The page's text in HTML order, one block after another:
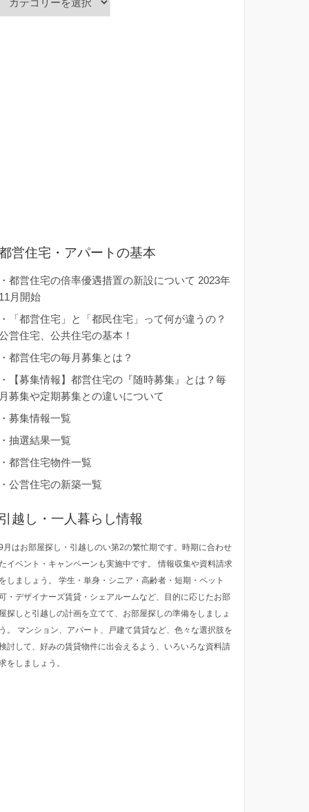
営住宅・アパートの基本
・都営住宅の倍率優遇措置の新設について 2023年
11月開始
・
「都営住宅」と「都民住宅」って何が違うの？
営住宅、公共住宅の基本！
・都営住宅の毎月募集とは？
・
【募集情報】都営住宅の『随時募集』とは？毎
月募集や定期募集との違いについて
・募集情報一覧
・抽選結果一覧
・都営住宅物件一覧
・公営住宅の新築一覧
引越し・一人暮らし情報
月はお部屋探し・引越しのい第2の繁忙期です。時期に合わせ
たイベント・キャンペーンも実施中です。 情報収集や資料請求
をしましょう。 学生・単身・シニア・高齢者・短期・ペット
・デザイナーズ賃貸・シェアルームなど、目的に応じたお部
屋探しと引越しの計画を立てて、お部屋探しの準備をしましょ
う。 マンション、アパート、戸建て賃貸など、色々な選択肢を
討して、好みの賃貸物件に出会えるよう、いろいろな資料請
をしましょう。